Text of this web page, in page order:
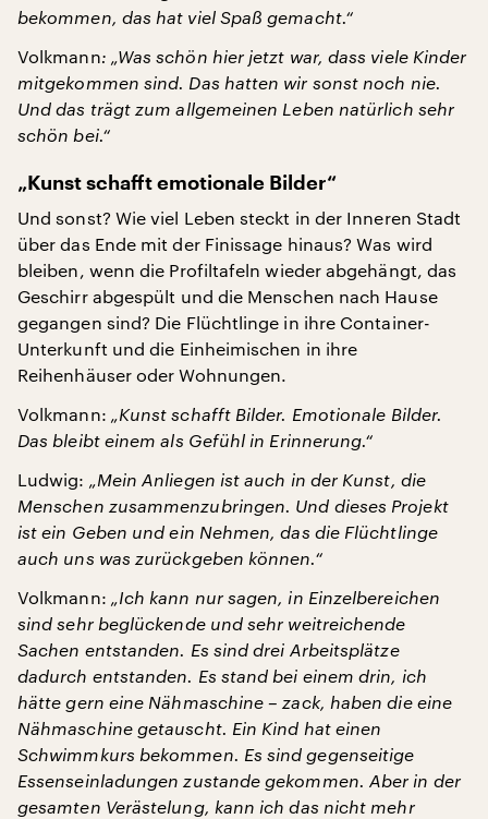
bekommen, das hat viel Spaß gemacht.“
Volkmann: „Was schön hier jetzt war, dass viele Kinder
mitgekommen sind. Das hatten wir sonst noch nie.
Und das trägt zum allgemeinen Leben natürlich sehr
schön bei.“
„Kunst schafft emotionale Bilder“
Und sonst? Wie viel Leben steckt in der Inneren Stadt
über das Ende mit der Finissage hinaus? Was wird
bleiben, wenn die Profiltafeln wieder abgehängt, das
Geschirr abgespült und die Menschen nach Hause
gegangen sind? Die Flüchtlinge in ihre Container-
Unterkunft und die Einheimischen in ihre
Reihenhäuser oder Wohnungen.
Volkmann: „Kunst schafft Bilder. Emotionale Bilder.
Das bleibt einem als Gefühl in Erinnerung.“
Ludwig: „Mein Anliegen ist auch in der Kunst, die
Menschen zusammenzubringen. Und dieses Projekt
ist ein Geben und ein Nehmen, das die Flüchtlinge
auch uns was zurückgeben können.“
Volkmann: „Ich kann nur sagen, in Einzelbereichen
sind sehr beglückende und sehr weitreichende
Sachen entstanden. Es sind drei Arbeitsplätze
dadurch entstanden. Es stand bei einem drin, ich
hätte gern eine Nähmaschine – zack, haben die eine
Nähmaschine getauscht. Ein Kind hat einen
Schwimmkurs bekommen. Es sind gegenseitige
Essenseinladungen zustande gekommen. Aber in der
gesamten Verästelung, kann ich das nicht mehr